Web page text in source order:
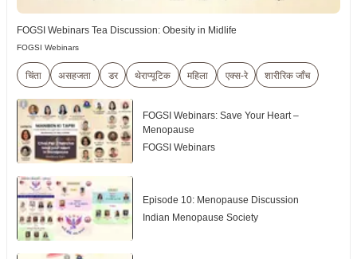
FOGSI Webinars Tea Discussion: Obesity in Midlife
FOGSI Webinars
चिंता असहजता डर थेराप्यूटिक महिला एक्स-रे शारीरिक जाँच
FOGSI Webinars: Save Your Heart –
Menopause
FOGSI Webinars
Episode 10: Menopause Discussion
Indian Menopause Society